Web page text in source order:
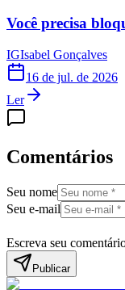
Você precisa
IGIsabel Gonçalves
16 de jul. de 2026
Ler
Comentários
Seu nome
Seu e-mail
Escreva seu
Publicar